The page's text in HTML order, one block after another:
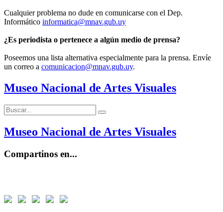
Cualquier problema no dude en comunicarse con el Dep.
Informático informatica@mnav.gub.uy
¿Es periodista o pertenece a algún medio de prensa?
Poseemos una lista alternativa especialmente para la prensa. Envíe
un correo a comunicacion@mnav.gub.uy.
Museo Nacional de Artes Visuales
Buscar:
Buscar
Museo Nacional de Artes Visuales
Compartinos en...